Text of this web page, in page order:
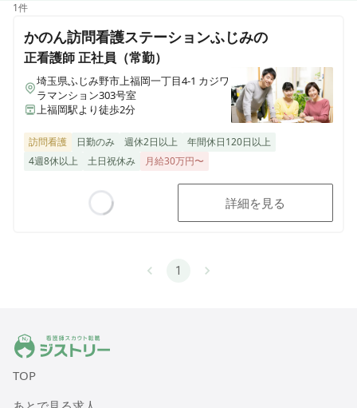
1件
かのん訪問看護ステーションふじみの
正看護師正社員（常勤）
埼玉県ふじみ野市上福岡一丁目4-1 カジワ
ラマンション303号室
上福岡駅より徒歩2分
訪問看護 日勤のみ 週休2日以上
年間休日120日以上
4週8休以上
土日祝休み 月給30万円〜
詳細を見る
1
ジストリー 看護師の転職マッチング
TOP